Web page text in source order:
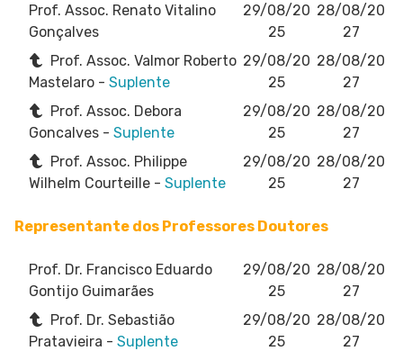
Prof. Assoc. Renato Vitalino
Gonçalves
29/08/20
25
28/08/20
27
Prof. Assoc. Valmor Roberto
Mastelaro - Suplente
29/08/20
25
28/08/20
27
Prof. Assoc. Debora
Goncalves - Suplente
29/08/20
25
28/08/20
27
Prof. Assoc. Philippe
Wilhelm Courteille - Suplente
29/08/20
25
28/08/20
27
Representante dos Professores Doutores
Prof. Dr. Francisco Eduardo
Gontijo Guimarães
29/08/20
25
28/08/20
27
Prof. Dr. Sebastião
Pratavieira - Suplente
29/08/20
25
28/08/20
27